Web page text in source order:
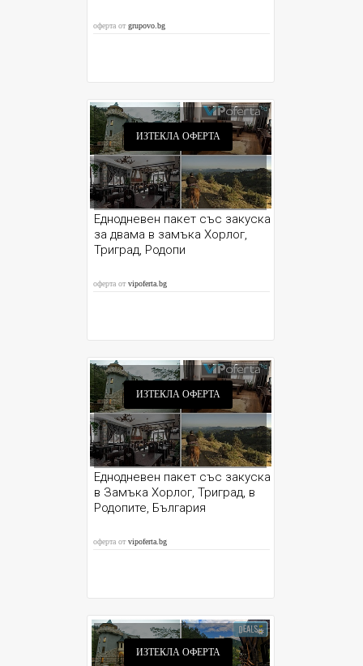
оферта отgrupovo.bg
ИЗТЕКЛА ОФЕРТА
Еднодневен пакет със закуска
за двама в замъка Хорлог,
Триград, Родопи
оферта отvipoferta.bg
ИЗТЕКЛА ОФЕРТА
Еднодневен пакет със закуска
в Замъка Хорлог, Триград, в
Родопите, България
оферта отvipoferta.bg
ИЗТЕКЛА ОФЕРТА